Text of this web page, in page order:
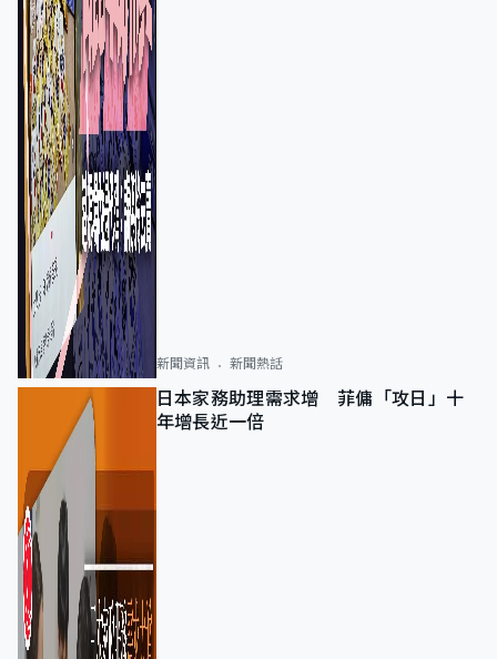
新聞資訊 新聞熱話
日本家務助理需求增 菲傭「攻日」十
年增長近一倍